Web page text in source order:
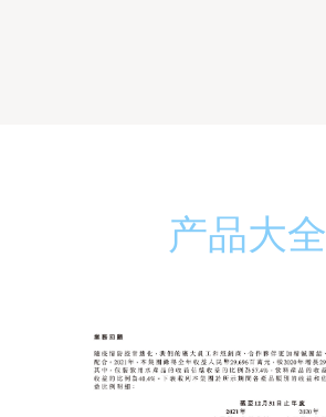
产品大全